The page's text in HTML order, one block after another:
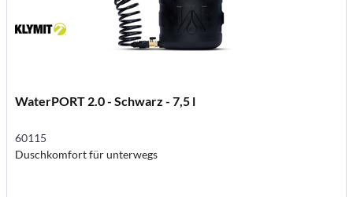
WaterPORT 2.0 - Schwarz - 7,5 l
60115
Duschkomfort für unterwegs